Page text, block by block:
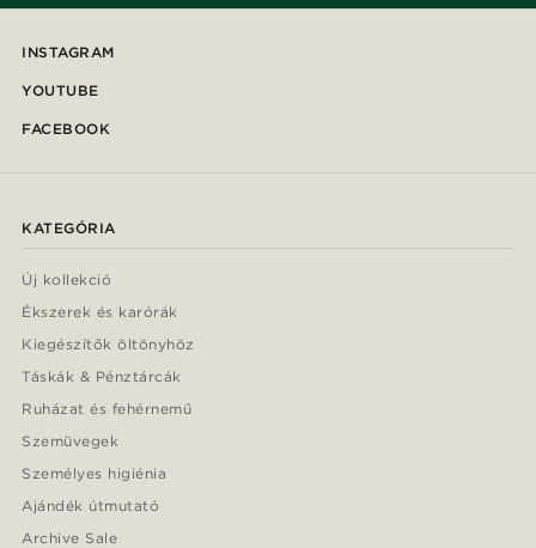
INSTAGRAM
YOUTUBE
FACEBOOK
KATEGÓRIA
Új kollekció
Ékszerek és karórák
Kiegészítők öltönyhöz
Táskák & Pénztárcák
Ruházat és fehérnemű
Szemüvegek
Személyes higiénia
Ajándék útmutató
Archive Sale